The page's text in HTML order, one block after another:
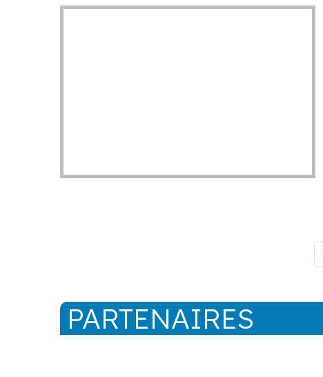
PARTENAIRES